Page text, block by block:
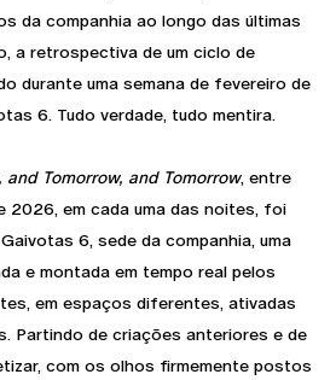
da companhia ao longo das últimas
a retrospectiva de um ciclo de
durante uma semana de fevereiro de
6. Tudo verdade, tudo mentira.
and Tomorrow, and Tomorrow, entre
2026, em cada uma das noites, foi
6, sede da companhia, uma
e montada em tempo real pelos
em espaços diferentes, ativadas
Partindo de criações anteriores e de
com os olhos firmemente postos